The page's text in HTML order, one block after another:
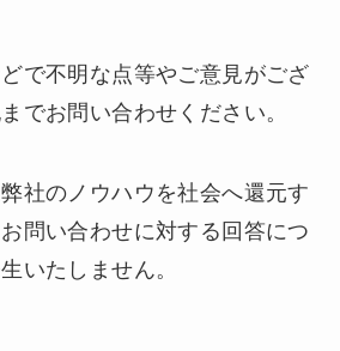
で不明な点等やご意見がござ
でお問い合わせください。
社のノウハウを社会へ還元す
問い合わせに対する回答につ
いたしません。